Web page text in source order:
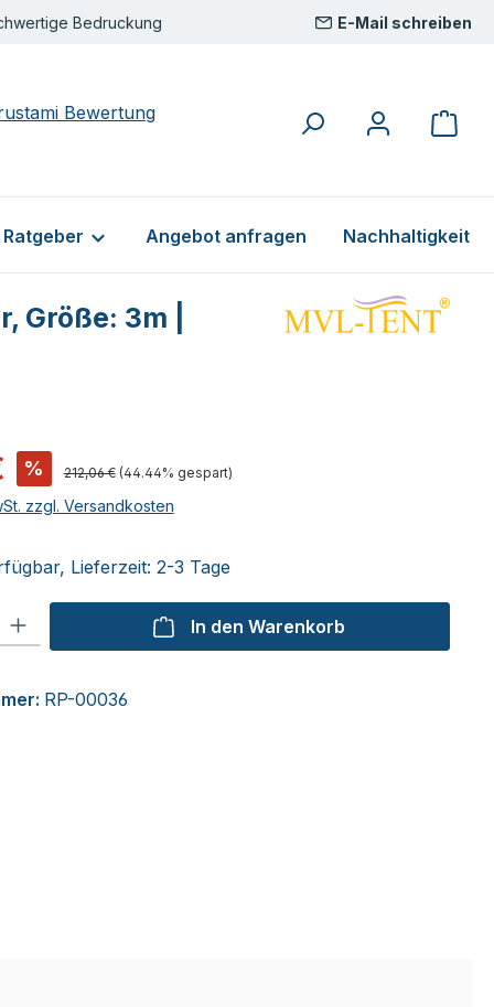
Bedruckung E-Mail schreiben
Angebot anfragen Nachhaltigkeit
3m |
% Regulärer Preis:
212,06 € (44.44% gespart)
zzgl. Versandkosten
Lieferzeit: 2-3 Tage
Gib den gewünschten Wert ein oder benutze die Schaltflächen
In den Warenkorb
RP-00036